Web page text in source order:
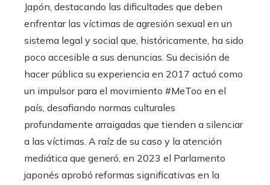
Japón, destacando las dificultades que deben
enfrentar las víctimas de agresión sexual en un
sistema legal y social que, históricamente, ha sido
poco accesible a sus denuncias. Su decisión de
hacer pública su experiencia en 2017 actuó como
un impulsor para el movimiento #MeToo en el
país, desafiando normas culturales
profundamente arraigadas que tienden a silenciar
a las víctimas. A raíz de su caso y la atención
mediática que generó, en 2023 el Parlamento
japonés aprobó reformas significativas en la